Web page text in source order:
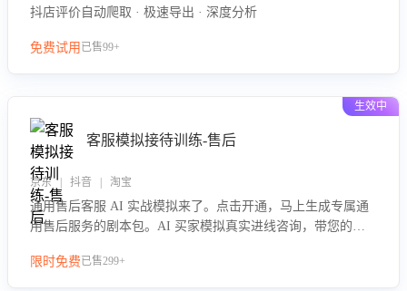
抖店评价自动爬取 · 极速导出 · 深度分析
免费试用 已售99+
生效中
客服模拟接待训练-售后
京东 | 抖音 | 淘宝
通用售后客服 AI 实战模拟来了。点击开通，马上生成专属通
用售后服务的剧本包。AI 买家模拟真实进线咨询，带您的客
要点，轻松提升服务能力。
限时免费已售299+